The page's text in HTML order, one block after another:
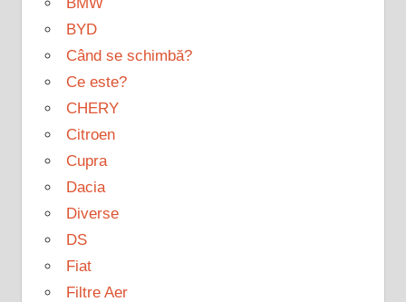
BYD
Când se schimbă?
Ce este?
CHERY
Citroen
Cupra
Dacia
Diverse
DS
Fiat
Filtre Aer